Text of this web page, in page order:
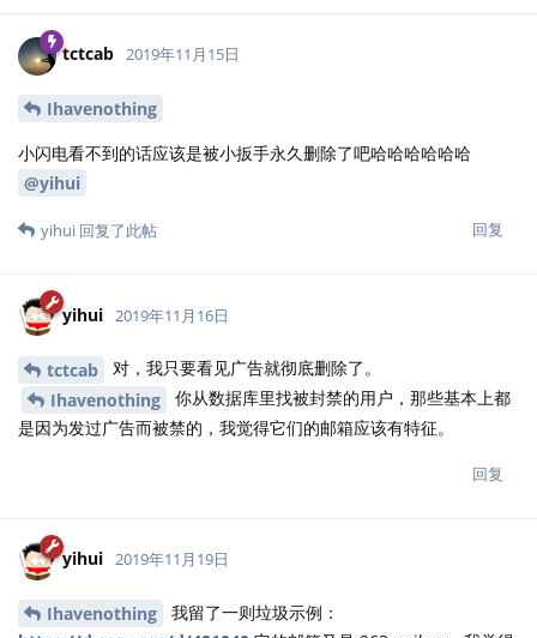
tctcab 2019年11月15日
Ihavenothing
小闪电看不到的话应该是被小扳手永久删除了吧哈哈哈哈哈哈
@yihui
回复
yihui 回复了此帖
yihui 2019年11月16日
tctcab
对，我只要看见广告就彻底删除了。
Ihavenothing
你从数据库里找被封禁的用户，那些基本上都
是因为发过广告而被禁的，我觉得它们的邮箱应该有特征。
回复
yihui 2019年11月19日
Ihavenothing
我留了一则垃圾示例：